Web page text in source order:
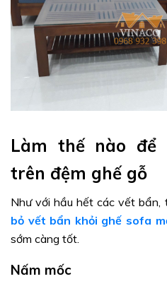
Làm thế nào
trên đệm ghế gỗ
Như với hầu hết các vết bẩn,
bỏ vết bẩn khỏi ghế sofa
sớm càng tốt.
Nấm mốc